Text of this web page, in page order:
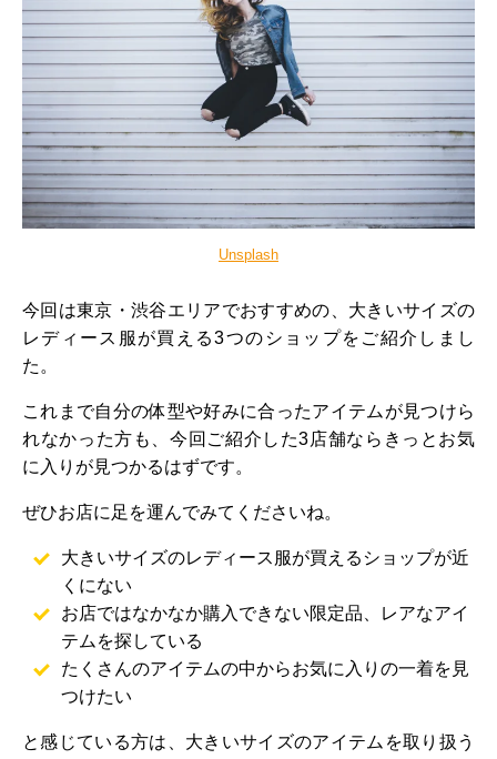
Unsplash
今回は東京・渋谷エリアでおすすめの、大きいサイズの
レディース服が買える3つのショップをご紹介しまし
た。
これまで自分の体型や好みに合ったアイテムが見つけら
れなかった方も、今回ご紹介した3店舗ならきっとお気
に入りが見つかるはずです。
ぜひお店に足を運んでみてくださいね。
大きいサイズのレディース服が買えるショップが近
くにない
お店ではなかなか購入できない限定品、レアなアイ
テムを探している
たくさんのアイテムの中からお気に入りの一着を見
つけたい
と感じている方は、大きいサイズのアイテムを取り扱う